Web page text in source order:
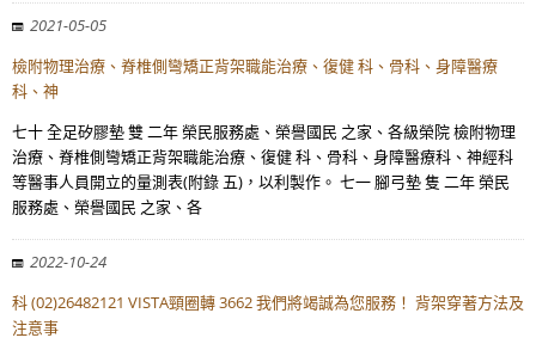
2021-05-05
檢附物理治療、脊椎側彎矯正背架職能治療、復健 科、骨科、身障醫療
科、神
七十 全足矽膠墊 雙 二年 榮民服務處、榮譽國民 之家、各級榮院 檢附物理
治療、脊椎側彎矯正背架職能治療、復健 科、骨科、身障醫療科、神經科
等醫事人員開立的量測表(附錄 五)，以利製作。 七一 腳弓墊 隻 二年 榮民
服務處、榮譽國民 之家、各
2022-10-24
科 (02)26482121 VISTA頸圈轉 3662 我們將竭誠為您服務！ 背架穿著方法及
注意事